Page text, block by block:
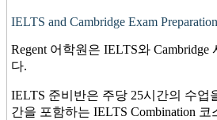
IELTS and Cambridge Exam Preparation
Regent 어학원은 IELTS와 Cambridge
다.
IELTS 준비반은 주당 25시간의 수업
간을 포함하는 IELTS Combination 코